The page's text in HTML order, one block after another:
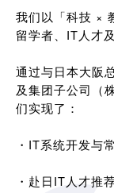
我们以「科技 ×
留学者、IT人才
通过与日本大阪
及集团子公司（
们实现了：
・IT系统开发与
・赴日IT人才推